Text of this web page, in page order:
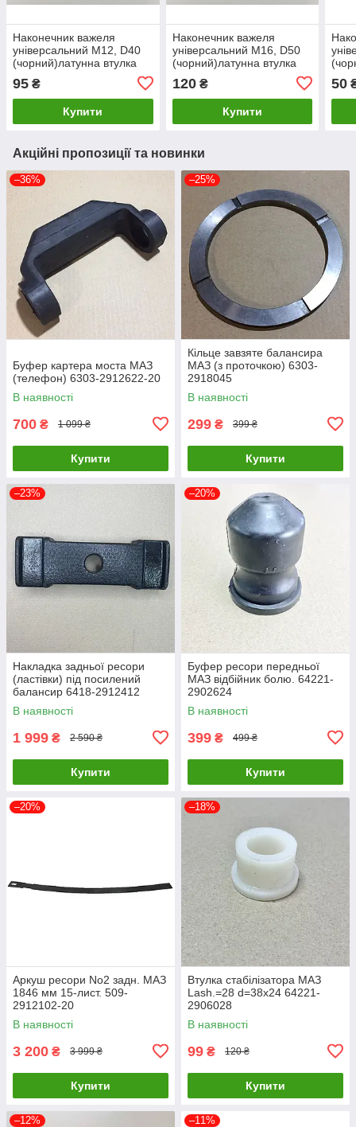
Наконечник важеля
універсальний М12, D40
(чорний)латунна втулка
різь внутрішня М10. DTL-
2738
95 ₴
Купити
Наконечник важеля
універсальний М16, D50
(чорний)латунна втулка
різь внутрішня М16. DTL-
2739
120₴
Купити
50
Акційні пропозиції та новинки
–36%
Буфер картера моста МАЗ
(телефон) 6303-2912622-20
В наявності
700 ₴ 1 099 ₴
Купити
–25%
Кільце завзяте балансира
МАЗ (з проточкою) 6303-
2918045
В наявності
299 ₴ 399 ₴
Купити
–23%
Накладка задньої ресори
(ластівки) під посилений
балансир 6418-2912412
В наявності
1 999 ₴ 2 590 ₴
Купити
–20%
Буфер ресори передньої
МАЗ відбійник болю. 64221-
2902624
В наявності
399 ₴ 499 ₴
Купити
–20%
Аркуш ресори No2 задн. МАЗ
1846 мм 15-лист. 509-
2912102-20
В наявності
3 200 ₴ 3 999 ₴
Купити
–18%
Втулка стабілізатора МАЗ
Lash.=28 d=38х24 64221-
2906028
В наявності
99 ₴ 120 ₴
Купити
–12% –11%